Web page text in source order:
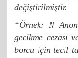
değiştirilmiştir.
“Örnek: N
gecikme cezası
borcu için tecil